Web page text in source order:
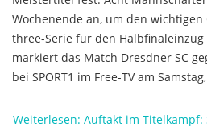
Wochenende an, um den
three-Serie für den Halbfinaleinzug
markiert das Match Dresdner SC
bei SPORT1 im Free-TV am
Weiterlesen: Auftakt im